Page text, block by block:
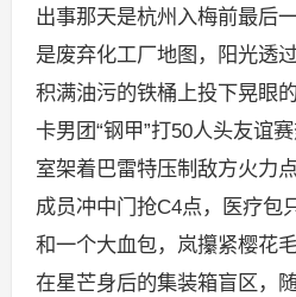
出事那天是杭州入梅前最后
是废弃化工厂地图，阳光透
积满油污的铁桶上投下晃眼
卡男团“钢甲”打50人头友谊
室架着巴雷特压制敌方火力
成员冲中门抢C4点，医疗包
和一个大血包，岚攥紧樱花
在星芒身后的集装箱盲区，